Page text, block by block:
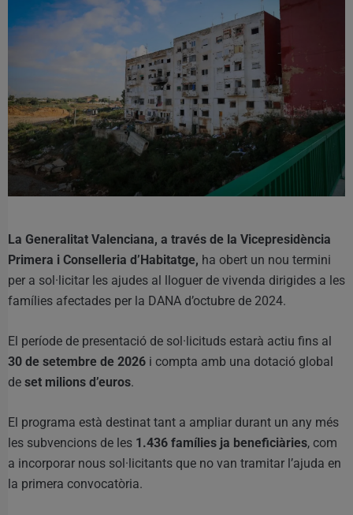
La Generalitat Valenciana, a través de la Vicepresidència
Primera i Conselleria d’Habitatge, ha obert un nou termini
per a sol·licitar les ajudes al lloguer de vivenda dirigides a les
famílies afectades per la DANA d’octubre de 2024.
El període de presentació de sol·licituds estarà actiu fins al
30 de setembre de 2026 i compta amb una dotació global
de set milions d’euros.
El programa està destinat tant a ampliar durant un any més
les subvencions de les 1.436 famílies ja beneficiàries, com
a incorporar nous sol·licitants que no van tramitar l’ajuda en
la primera convocatòria.